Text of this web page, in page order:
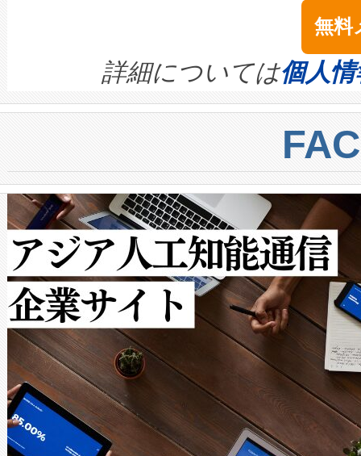
ームを利用すれば、6,000万
きます。この効率性は、フェ
念は、現在データセンターが
ます。 Voltaiq provides a
quality and reliability for AI
BESS stack to ensure battery
centers. Voltaiqは、ai&のAI
からシステム統合、試運転、
クルの各段階のデータを監視
[…]
イズの小径化を実現すること
す。ノーマルモードでは、
ートル先まで検出でき、これ
トに対して約600メートルに
では、反射率10％のターゲッ
で向上し、最大検知距離は
ットだけで最大1キロメート
ルの変電所周囲を監視でき、
作業と点群処理を簡素化でき
Avia 2は、2種類のFOVオプシ
× 80°のノーマルモード、長
ードを切り替えて使用するこ
ることなく、単一のデバイス
無料
詳細については個人